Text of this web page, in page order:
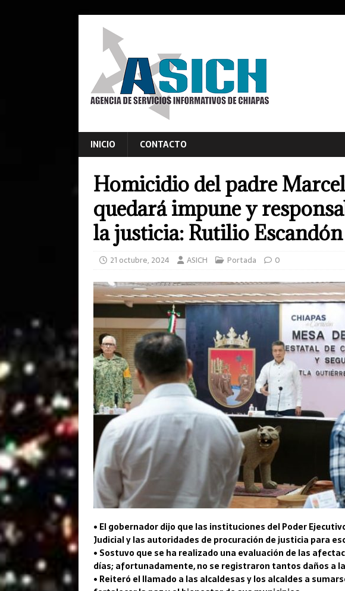
INICIO CONTACTO
Homicidio del padre
quedará impune y
la justicia: Rutilio Escandón
21 octubre, 2024 ASICH Portada 0
• El gobernador dijo que las instituciones del Poder
Judicial y las autoridades de procuración de justicia para
• Sostuvo que se ha realizado una evaluación de las
días; afortunadamente, no se registraron tantos daños a
• Reiteró el llamado a las alcaldesas y los alcaldes a